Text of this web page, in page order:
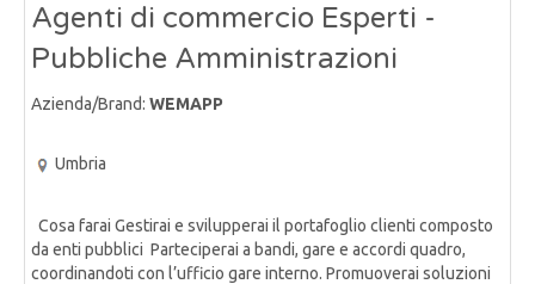
Agenti di commercio Esperti -
Pubbliche Amministrazioni
Azienda/Brand: WEMAPP
Umbria
Cosa farai Gestirai e svilupperai il portafoglio clienti composto
da enti pubblici Parteciperai a bandi, gare e accordi quadro,
coordinandoti con l’ufficio gare interno. Promuoverai soluzioni